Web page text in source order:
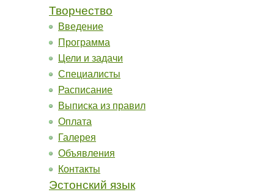
Творчество
Введение
Программа
Цели и задачи
Специалисты
Расписание
Выписка из правил
Оплата
Галерея
Объявления
Контакты
Эстонский язык